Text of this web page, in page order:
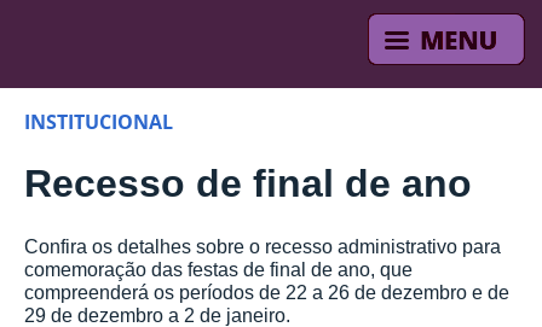
INSTITUCIONAL
Recesso de final de ano
Confira os detalhes sobre o recesso administrativo para
comemoração das festas de final de ano, que
compreenderá os períodos de 22 a 26 de dezembro e de
29 de dezembro a 2 de janeiro.